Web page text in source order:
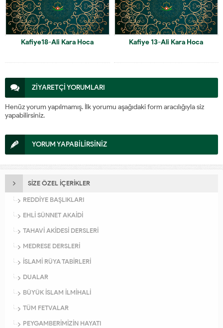
Kafiye18-Ali Kara Hoca Kafiye 13-Ali Kara Hoca
ZİYARETÇİ YORUMLARI
Henüz yorum yapılmamış. İlk yorumu aşağıdaki form aracılığıyla siz
yapabilirsiniz.
YORUM YAPABİLİRSİNİZ
SİZE ÖZEL İÇERİKLER
REDDİYE BAŞLIKLARI
EHLİ SÜNNET AKAİDİ
TAHAVİ AKİDESİ DERSLERİ
MEDRESE DERSLERİ
İSLAMİ RÜYA TABİRLERİ
DUALAR
BÜYÜK İSLAM İLMİHALİ
TÜM FETVALAR
PEYGAMBERİMİZİN HAYATI